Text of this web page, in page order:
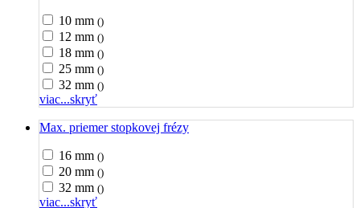
10 mm ()
12 mm ()
18 mm ()
25 mm ()
32 mm ()
viac...skryť
Max. priemer stopkovej frézy
16 mm ()
20 mm ()
32 mm ()
viac...skryť